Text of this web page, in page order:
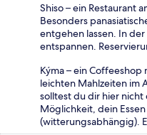
Shiso – ein Restaurant
Besonders
entgehen lassen. In
entspannen.
Kýma – ein
leichten Mahlzeiten im
solltest du dir hier nicht
Möglichkeit, dein
(witterungsabhängig).